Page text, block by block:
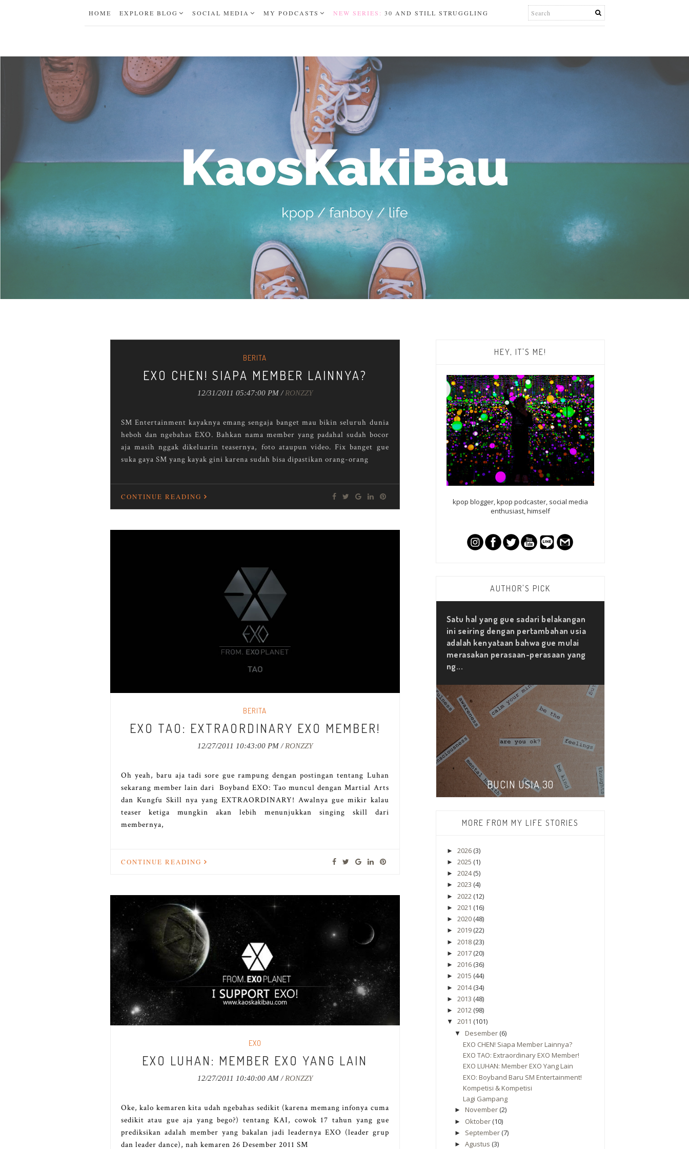
HOME EXPLORE BLOG SOCIAL MEDIA MY PODCASTS NEW SERIES: 30 AND STILL STRUGGLING
BERITA
EXO CHEN! SIAPA MEMBER LAINNYA?
12/31/2011 05:47:00 PM / RONZZY
SM Entertainment kayaknya emang sengaja banget mau bikin seluruh dunia
heboh dan ngebahas EXO. Bahkan nama member yang padahal sudah bocor
aja masih nggak dikeluarin teasernya, foto ataupun video. Fix banget gue
suka gaya SM yang kayak gini karena sudah bisa dipastikan orang-orang
CONTINUE READING
BERITA
EXO TAO: EXTRAORDINARY EXO MEMBER!
12/27/2011 10:43:00 PM / RONZZY
Oh yeah, baru aja tadi sore gue rampung dengan postingan tentang Luhan
sekarang member lain dari Boyband EXO: Tao muncul dengan Martial Arts
dan Kungfu Skill nya yang EXTRAORDINARY! Awalnya gue mikir kalau
teaser ketiga mungkin akan lebih menunjukkan singing skill dari
membernya,
CONTINUE READING
EXO
EXO LUHAN: MEMBER EXO YANG LAIN
12/27/2011 10:40:00 AM / RONZZY
Oke, kalo kemaren kita udah ngebahas sedikit (karena memang infonya cuma
sedikit atau gue aja yang bego?) tentang KAI, cowok 17 tahun yang gue
prediksikan adalah member yang bakalan jadi leadernya EXO (leader grup
dan leader dance), nah kemaren 26 Desember 2011 SM
HEY, IT'S ME!
kpop blogger, kpop podcaster, social media
enthusiast, himself
AUTHOR'S PICK
BUCIN USIA 30
Satu hal yang gue sadari belakangan
ini seiring dengan pertambahan usia
adalah kenyataan bahwa gue mulai
merasakan perasaan-perasaan yang
ng...
MORE FROM MY LIFE STORIES
► 2026(3)
► 2025 (1)
► 2024(5)
► 2023 (4)
► 2022 (12)
► 2021 (16)
► 2020(48)
► 2019(22)
► 2018(23)
► 2017(20)
► 2016(36)
► 2015 (44)
► 2014(34)
► 2013 (48)
► 2012(98)
▼ 2011 (101)
▼Desember(6)
EXO CHEN! Siapa Member Lainnya?
EXO TAO: Extraordinary EXO Member!
EXO LUHAN: Member EXO Yang Lain
EXO: Boyband Baru SM Entertainment!
Kompetisi & Kompetisi
Lagi Gampang
►November(2)
► Oktober(10)
► September(7)
►Agustus(3)